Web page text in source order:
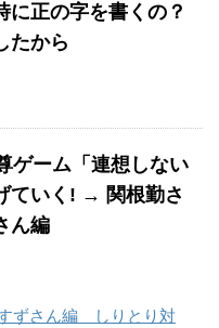
に正の字を書くの？
たから
ゲーム「連想しない
ていく! → 関根勤さ
ん編
ずさん編 しりとり対